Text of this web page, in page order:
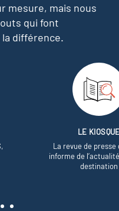
mesure, mais nous
qui font
différence.
LE
La revue de presse
informe de
destination